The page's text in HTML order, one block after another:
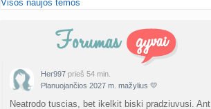
Anužis Jonas
Valdorfo mokyklos
Gražiausi, rečiausi berniukų vardai :)
atnaujintaNerea prieš 1 d.
Visos naujos temos
Her997 prieš 54 min.
Planuojančios 2027 m. mažylius 💛
Neatrodo tuscias, bet ikelkit biski pradziuvusi. Ant